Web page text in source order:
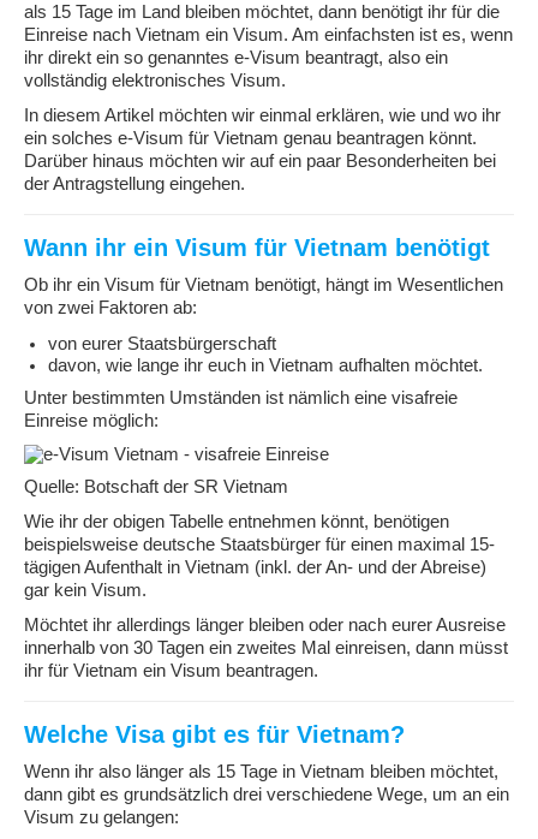
als 15 Tage im Land bleiben möchtet, dann benötigt ihr für die
Einreise nach Vietnam ein Visum. Am einfachsten ist es, wenn
ihr direkt ein so genanntes e-Visum beantragt, also ein
vollständig elektronisches Visum.
In diesem Artikel möchten wir einmal erklären, wie und wo ihr
ein solches e-Visum für Vietnam genau beantragen könnt.
Darüber hinaus möchten wir auf ein paar Besonderheiten bei
der Antragstellung eingehen.
Wann ihr ein Visum für Vietnam benötigt
Ob ihr ein Visum für Vietnam benötigt, hängt im Wesentlichen
von zwei Faktoren ab:
von eurer Staatsbürgerschaft
davon, wie lange ihr euch in Vietnam aufhalten möchtet.
Unter bestimmten Umständen ist nämlich eine visafreie
Einreise möglich:
Quelle: Botschaft der SR Vietnam
Wie ihr der obigen Tabelle entnehmen könnt, benötigen
beispielsweise deutsche Staatsbürger für einen maximal 15-
tägigen Aufenthalt in Vietnam (inkl. der An- und der Abreise)
gar kein Visum.
Möchtet ihr allerdings länger bleiben oder nach eurer Ausreise
innerhalb von 30 Tagen ein zweites Mal einreisen, dann müsst
ihr für Vietnam ein Visum beantragen.
Welche Visa gibt es für Vietnam?
Wenn ihr also länger als 15 Tage in Vietnam bleiben möchtet,
dann gibt es grundsätzlich drei verschiedene Wege, um an ein
Visum zu gelangen: